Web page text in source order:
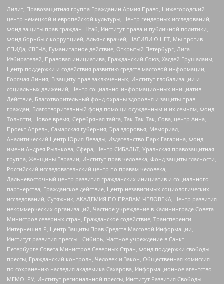
Лилит, Правозащитная группа Гражданин.Армия.Право, Нижегородский
центр немецкой и европейской культуры, Центр гендерных исследований,
Фонд защиты прав граждан Штаб, Институт права и публичной политики,
Фонд борьбы с коррупцией, Альянс врачей, НАСИЛИЮ.НЕТ, Мы против
СПИДа, СВЕЧА, Гуманитарное действие, Открытый Петербург, Лига
Избирателей, Правовая инициатива, Гражданский Союз, Хасдей Ерушалаим,
Центр поддержки и содействия развитию средств массовой информации,
Горячая Линия, В защиту прав заключенных, Институт глобализации и
социальных движений, Центр социально-информационных инициатив
Действие, Благотворительный фонд охраны здоровья и защиты прав
граждан, Благотворительный фонд помощи осужденным и их семьям, Фонд
Тольятти, Новое время, Серебряная тайга, Так-Так-Так, Сова, центр Анна,
Проект Апрель, Самарская губерния, Эра здоровья, Мемориал,
Аналитический Центр Юрия Левады, Издательство Парк Гагарина, Фонд
имени Андрея Рылькова, Сфера, Центр СИБАЛЬТ, Уральская правозащитная
группа, Женщины Евразии, Институт прав человека, Фонд защиты гласности,
Российский исследовательский центр по правам человека,
Дальневосточный центр развития гражданских инициатив и социального
партнерства, Гражданское действие, Центр независимых социологических
исследований, Сутяжник, АКАДЕМИЯ ПО ПРАВАМ ЧЕЛОВЕКА, Центр развития
некоммерческих организаций, Частное учреждение в Калининграде Совета
Министров северных стран, Гражданское содействие, Трансперенси
Интернешнл-Р, Центр Защиты Прав Средств Массовой Информации,
Институт развития прессы - Сибирь, Частное учреждение в Санкт-
Петербурге Совета Министров Северных Стран, Фонд поддержки свободы
прессы, Гражданский контроль, Человек и Закон, Общественная комиссия
по сохранению наследия академика Сахарова, Информационное агентство
МЕМО. РУ, Институт региональной прессы, Институт Развития Свободы